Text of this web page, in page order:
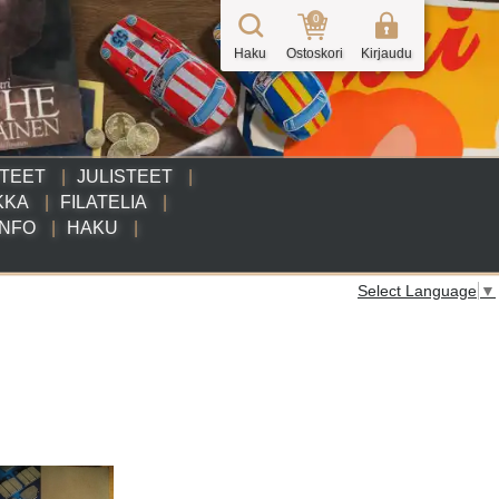
JULISTEET
FILATELIA
HAKU
Haku
0
Ostoskori Kirjaudu
Select Language ▼